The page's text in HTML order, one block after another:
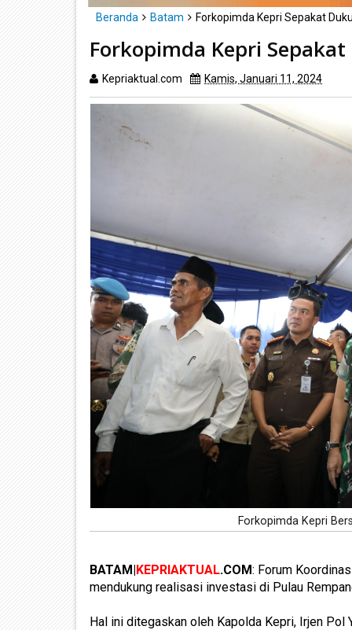
Beranda Batam Forkopimda Kepri Sepakat
Forkopimda Kepri
Kepriaktual.com Kamis, Januari 11, 2024
Forkopimda Kepri
BATAM|KEPRIAKTUAL.COM: Forum
mendukung realisasi investasi di Pulau
Hal ini ditegaskan oleh Kapolda Kepri, Irjen Pol